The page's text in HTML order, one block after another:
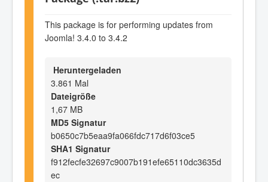
This package is for performing updates from
Joomla! 3.4.0 to 3.4.2
Heruntergeladen
3.861 Mal
Dateigröße
1,67 MB
MD5 Signatur
b0650c7b5eaa9fa066fdc717d6f03ce5
SHA1 Signatur
f912fecfe32697c9007b191efe65110dc3635d
ec